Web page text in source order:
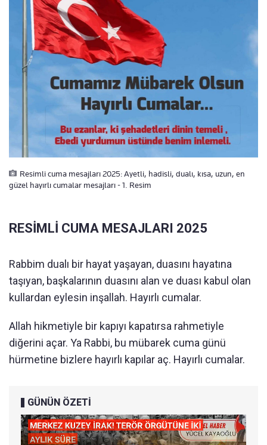
Resimli cuma mesajları 2025: Ayetli, hadisli, dualı, kısa, uzun, en
güzel hayırlı cumalar mesajları - 1. Resim
RESİMLİ CUMA MESAJLARI 2025
Rabbim dualı bir hayat yaşayan, duasını hayatına
taşıyan, başkalarının duasını alan ve duası kabul olan
kullardan eylesin inşallah. Hayırlı cumalar.
Allah hikmetiyle bir kapıyı kapatırsa rahmetiyle
diğerini açar. Ya Rabbi, bu mübarek cuma günü
hürmetine bizlere hayırlı kapılar aç. Hayırlı cumalar.
GÜNÜN ÖZETİ